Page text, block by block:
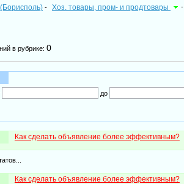
- Хоз. товары, пром- и продтовары -
в рубрике: 0
до
Как сделать объявление более эффективным?
Как сделать объявление более эффективным?